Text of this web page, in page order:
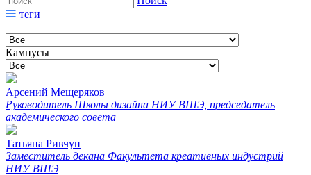
теги
Кампусы
Арсений Мещеряков
Руководитель Школы дизайна НИУ ВШЭ, председатель
академического совета
Татьяна Ривчун
Заместитель декана Факультета креативных индустрий
НИУ ВШЭ